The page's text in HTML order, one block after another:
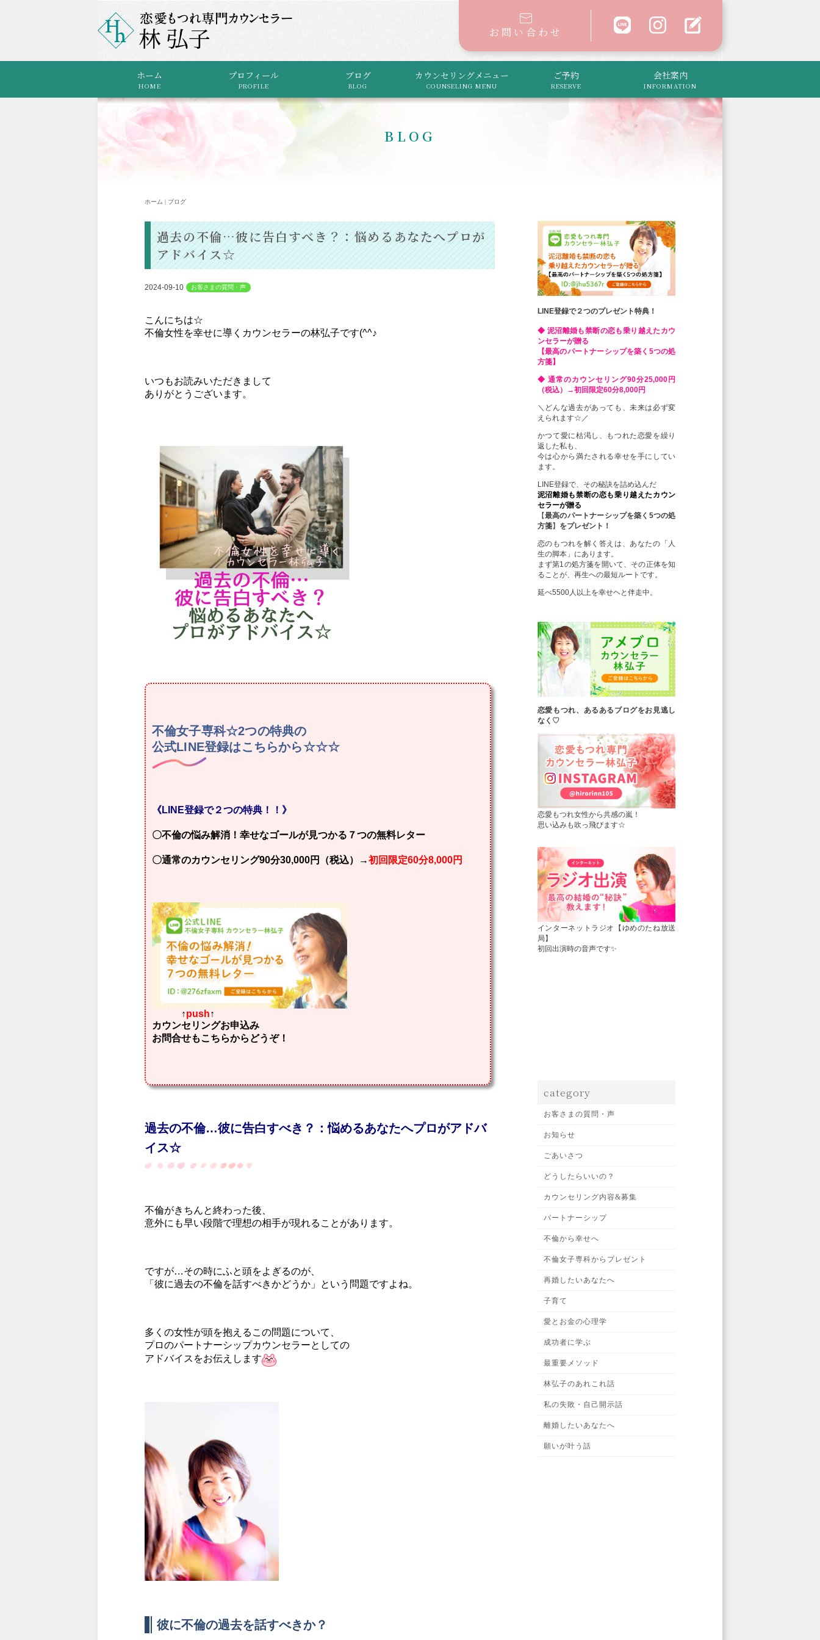
お問い合わせ
ホーム
HOME
プロフィール
PROFILE
ブログ
BLOG
カウンセリングメニュー
COUNSELING MENU
ご予約
RESERVE
会社案内
INFORMATION
BLOG
ホーム | ブログ
過去の不倫…彼に告白すべき？：悩めるあなたへプロが
アドバイス☆
2024-09-10 お客さまの質問・声
こんにちは☆
不倫女性を幸せに導くカウンセラーの林弘子です(^^♪
いつもお読みいただきまして
ありがとうございます。
不倫女子専科☆2つの特典の
公式LINE登録はこちらから☆☆☆
《LINE登録で２つの特典！！》
〇不倫の悩み解消！幸せなゴールが見つかる７つの無料レター
〇通常のカウンセリング90分30,000円（税込）→初回限定60分8,000円
↑push↑
カウンセリングお申込み
お問合せもこちらからどうぞ！
過去の不倫…彼に告白すべき？：悩めるあなたへプロがアドバ
イス☆
不倫がきちんと終わった後、
意外にも早い段階で理想の相手が現れることがあります。
ですが…その時にふと頭をよぎるのが、
「彼に過去の不倫を話すべきかどうか」という問題ですよね。
多くの女性が頭を抱えるこの問題について、
プロのパートナーシップカウンセラーとしての
アドバイスをお伝えします
彼に不倫の過去を話すべきか？
LINE登録で２つのプレゼント特典！
◆ 泥沼離婚も禁断の恋も乗り越えたカウ
ンセラーが贈る
【最高のパートナーシップを築く5つの処
方箋】
◆ 通常のカウンセリング90分25,000円
（税込）→初回限定60分8,000円
＼どんな過去があっても、未来は必ず変
えられます☆／
かつて愛に枯渇し、もつれた恋愛を繰り
返した私も、
今は心から満たされる幸せを手にしてい
ます。
LINE登録で、その秘訣を詰め込んだ
泥沼離婚も禁断の恋も乗り越えたカウン
セラーが贈る
【最高のパートナーシップを築く5つの処
方箋】 をプレゼント！
恋のもつれを解く答えは、あなたの「人
生の脚本」にあります。
まず第1の処方箋を開いて、その正体を知
ることが、再生への最短ルートです。
延べ5500人以上を幸せヘと伴走中。
恋愛もつれ、あるあるブログをお見逃し
なく♡
恋愛もつれ女性から共感の嵐！
思い込みも吹っ飛びます☆
インターネットラジオ【ゆめのたね放送
局】
初回出演時の音声です✨
category
お客さまの質問・声
お知らせ
ごあいさつ
どうしたらいいの？
カウンセリング内容&募集
パートナーシップ
不倫から幸せへ
不倫女子専科からプレゼント
再婚したいあなたへ
子育て
愛とお金の心理学
成功者に学ぶ
最重要メソッド
林弘子のあれこれ話
私の失敗・自己開示話
離婚したいあなたへ
願いが叶う話